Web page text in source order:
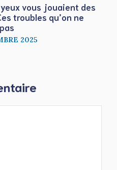
vous jouaient des
troubles qu’on ne
2025